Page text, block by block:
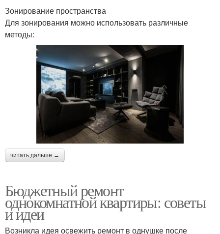
Зонирование пространства
Для зонирования можно использовать различные
методы:
читать дальше →
Бюджетный ремонт
однокомнатной квартиры: советы
и идеи
Возникла идея освежить ремонт в однушке после